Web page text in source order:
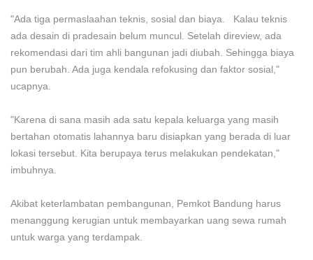
"Ada tiga permaslaahan teknis, sosial dan biaya. Kalau teknis
ada desain di pradesain belum muncul. Setelah direview, ada
rekomendasi dari tim ahli bangunan jadi diubah. Sehingga biaya
pun berubah. Ada juga kendala refokusing dan faktor sosial,"
ucapnya.
"Karena di sana masih ada satu kepala keluarga yang masih
bertahan otomatis lahannya baru disiapkan yang berada di luar
lokasi tersebut. Kita berupaya terus melakukan pendekatan,"
imbuhnya.
Akibat keterlambatan pembangunan, Pemkot Bandung harus
menanggung kerugian untuk membayarkan uang sewa rumah
untuk warga yang terdampak.